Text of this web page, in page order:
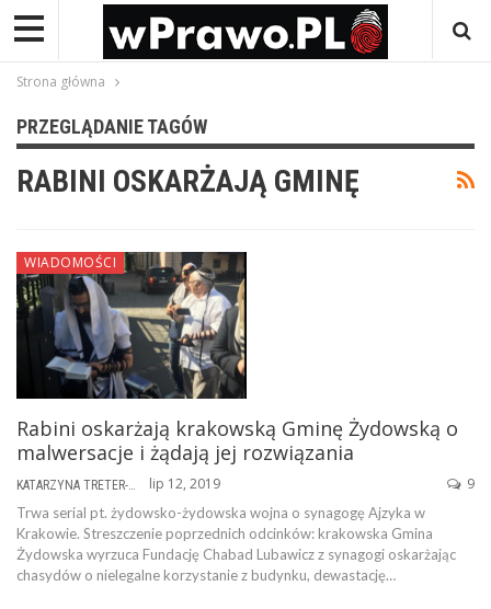
Strona główna
PRZEGLĄDANIE TAGÓW
RABINI OSKARŻAJĄ GMINĘ
WIADOMOŚCI
Rabini oskarżają krakowską Gminę Żydowską o
malwersacje i żądają jej rozwiązania
lip 12, 2019 9
Trwa serial pt. żydowsko-żydowska wojna o synagogę Ajzyka w
Krakowie. Streszczenie poprzednich odcinków: krakowska Gmina
Żydowska wyrzuca Fundację Chabad Lubawicz z synagogi oskarżając
chasydów o nielegalne korzystanie z budynku, dewastację…